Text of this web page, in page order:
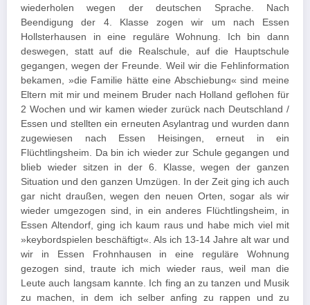
wiederholen wegen der deutschen Sprache. Nach
Beendigung der 4. Klasse zogen wir um nach Essen
Hollsterhausen in eine reguläre Wohnung. Ich bin dann
deswegen, statt auf die Realschule, auf die Hauptschule
gegangen, wegen der Freunde. Weil wir die Fehlinformation
bekamen, »die Familie hätte eine Abschiebung« sind meine
Eltern mit mir und meinem Bruder nach Holland geflohen für
2 Wochen und wir kamen wieder zurück nach Deutschland /
Essen und stellten ein erneuten Asylantrag und wurden dann
zugewiesen nach Essen Heisingen, erneut in ein
Flüchtlingsheim. Da bin ich wieder zur Schule gegangen und
blieb wieder sitzen in der 6. Klasse, wegen der ganzen
Situation und den ganzen Umzügen. In der Zeit ging ich auch
gar nicht draußen, wegen den neuen Orten, sogar als wir
wieder umgezogen sind, in ein anderes Flüchtlingsheim, in
Essen Altendorf, ging ich kaum raus und habe mich viel mit
»keybordspielen beschäftigt«. Als ich 13-14 Jahre alt war und
wir in Essen Frohnhausen in eine reguläre Wohnung
gezogen sind, traute ich mich wieder raus, weil man die
Leute auch langsam kannte. Ich fing an zu tanzen und Musik
zu machen, in dem ich selber anfing zu rappen und zu